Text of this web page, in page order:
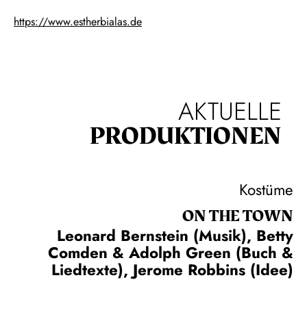
https://www.estherbialas.de
AKTUELLE
PRODUKTIONEN
Kostüme
ON THE TOWN
Leonard Bernstein (Musik), Betty
Comden & Adolph Green (Buch &
Liedtexte), Jerome Robbins (Idee)